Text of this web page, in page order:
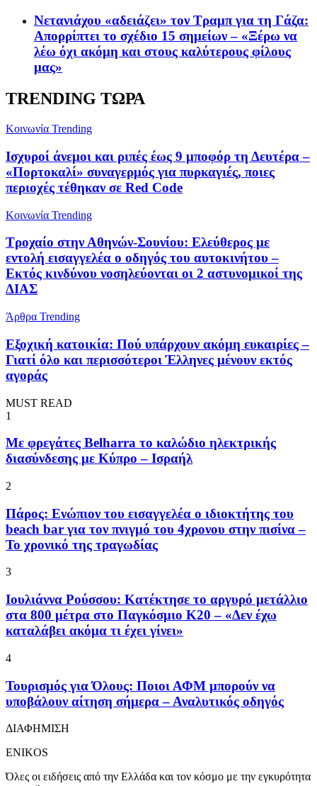
Νετανιάχου «αδειάζει» τον Τραμπ για τη Γάζα:
Απορρίπτει το σχέδιο 15 σημείων – «Ξέρω να
λέω όχι ακόμη και στους καλύτερους φίλους
μας»
TRENDING ΤΩΡΑ
Κοινωνία Trending
Ισχυροί άνεμοι και ριπές έως 9 μποφόρ τη Δευτέρα –
«Πορτοκαλί» συναγερμός για πυρκαγιές, ποιες
περιοχές τέθηκαν σε Red Code
Κοινωνία Trending
Τροχαίο στην Αθηνών-Σουνίου: Ελεύθερος με
εντολή εισαγγελέα ο οδηγός του αυτοκινήτου –
Εκτός κινδύνου νοσηλεύονται οι 2 αστυνομικοί της
ΔΙΑΣ
Άρθρα Trending
Εξοχική κατοικία: Πού υπάρχουν ακόμη ευκαιρίες –
Γιατί όλο και περισσότεροι Έλληνες μένουν εκτός
αγοράς
MUST READ
1
Με φρεγάτες Belharra το καλώδιο ηλεκτρικής
διασύνδεσης με Κύπρο – Ισραήλ
2
Πάρος: Ενώπιον του εισαγγελέα ο ιδιοκτήτης του
beach bar για τον πνιγμό του 4χρονου στην πισίνα –
Το χρονικό της τραγωδίας
3
Ιουλιάννα Ρούσσου: Κατέκτησε το αργυρό μετάλλιο
στα 800 μέτρα στο Παγκόσμιο Κ20 – «Δεν έχω
καταλάβει ακόμα τι έχει γίνει»
4
Τουρισμός για Όλους: Ποιοι ΑΦΜ μπορούν να
υποβάλουν αίτηση σήμερα – Αναλυτικός οδηγός
ΔΙΑΦΗΜΙΣΗ
ENIKOS
Όλες οι ειδήσεις από την Ελλάδα και τον κόσμο με την εγκυρότητα